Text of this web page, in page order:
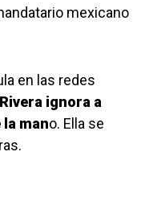
mexicano
en las redes
ignora a
mano. Ella se